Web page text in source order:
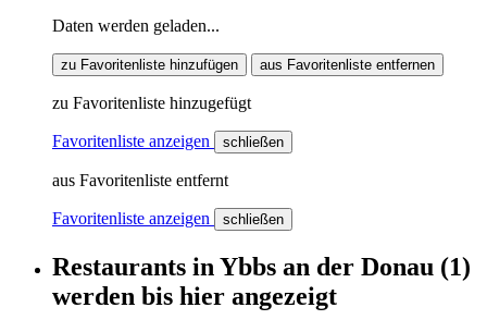
Daten werden geladen...
zu Favoritenliste hinzufügen aus Favoritenliste entfernen
zu Favoritenliste hinzugefügt
Favoritenliste anzeigen schließen
aus Favoritenliste entfernt
Favoritenliste anzeigen schließen
Restaurants inYbbs an der Donau (1)
werden bis hier angezeigt